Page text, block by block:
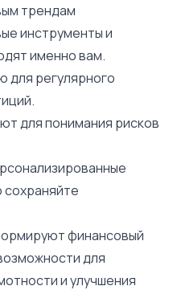
трендам
инструменты и
именно вам.
для регулярного
для понимания рисков
финансовый
для
и улучшения